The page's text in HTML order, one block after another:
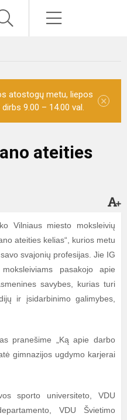
atostogų metu, liepos
9.00 – 14.00 val.
×
ateities
Vilniaus miesto moksleivių
ateities kelias“, kurios metu
svajonių profesijas. Jie IG
pasakojo apie
savybes, kurias turi
ir įsidarbinimo galimybes,
pranešime „Ką apie darbo
gimnazijos ugdymo karjerai
sporto universiteto, VDU
VDU Švietimo